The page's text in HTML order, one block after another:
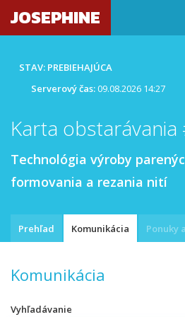
JOSEPHINE
STAV: PREBIEHAJÚCA
Serverový čas:09.08.2026 14:27
Karta obstarávania
Technológia výroby
formovania a rezania nití
Prehľad Komunikácia
Komunikácia
Vyhľadávanie